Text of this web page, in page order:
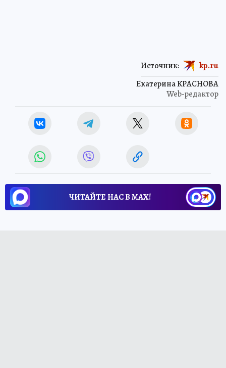
Екатерина КРАСНОВА
Web-редактор
Источник: kp.ru
ЧИТАЙТЕ НАС В МАХ!